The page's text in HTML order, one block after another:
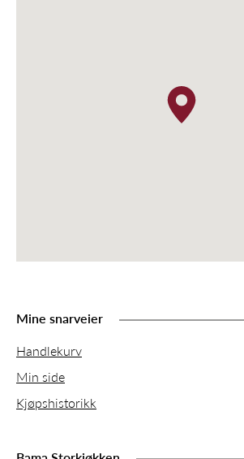
Mine snarveier
Handlekurv
Min side
Kjøpshistorikk